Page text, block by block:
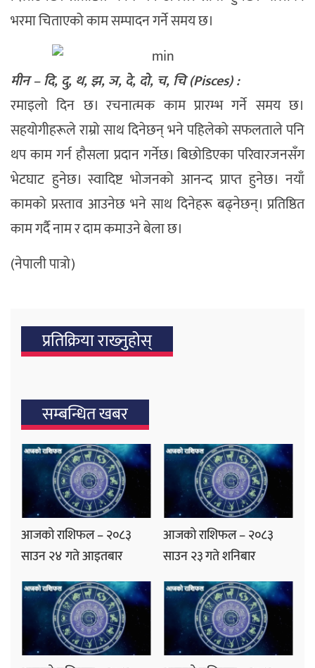
भरमा चिताएको काम सम्पादन गर्ने समय छ।
मीन – दि, दु, थ, झ, ञ, दे, दो, च, चि (Pisces) :
रमाइलो दिन छ। रचनात्मक काम प्रारम्भ गर्ने समय छ।
सहयोगीहरूले राम्रो साथ दिनेछन् भने पहिलेको सफलताले पनि
थप काम गर्न हौसला प्रदान गर्नेछ। बिछोडिएका परिवारजनसँग
भेटघाट हुनेछ। स्वादिष्ट भोजनको आनन्द प्राप्त हुनेछ। नयाँ
कामको प्रस्ताव आउनेछ भने साथ दिनेहरू बढ्नेछन्। प्रतिष्ठित
काम गर्दै नाम र दाम कमाउने बेला छ।
(नेपाली पात्रो)
प्रतिक्रिया राख्‍नुहोस्
सम्बन्धित खबर
आजको राशिफल – २०८३
साउन २४ गते आइतबार
आजको राशिफल – २०८३
साउन २३ गते शनिबार